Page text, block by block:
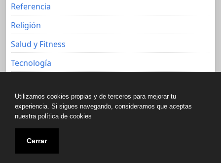
Referencia
Religión
Salud y Fitness
Tecnología
Biblioteca libre de Javier Aguacero 2020
Utilizamos cookies propias y de terceros para mejorar tu
experiencia. Si sigues navegando, consideramos que aceptas
nuestra política de cookies
Cerrar